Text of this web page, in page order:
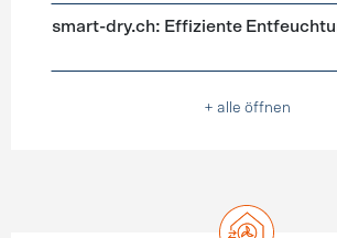
smart-dry.ch: Effiziente
+ alle öffnen